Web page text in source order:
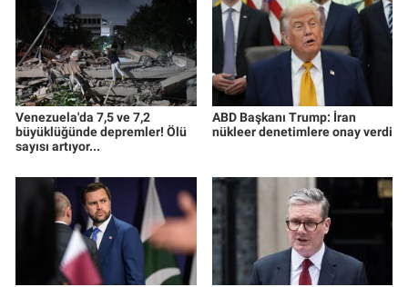
Venezuela'da 7,5 ve 7,2
büyüklüğünde depremler! Ölü
sayısı artıyor...
ABD Başkanı Trump: İran
nükleer denetimlere onay verdi